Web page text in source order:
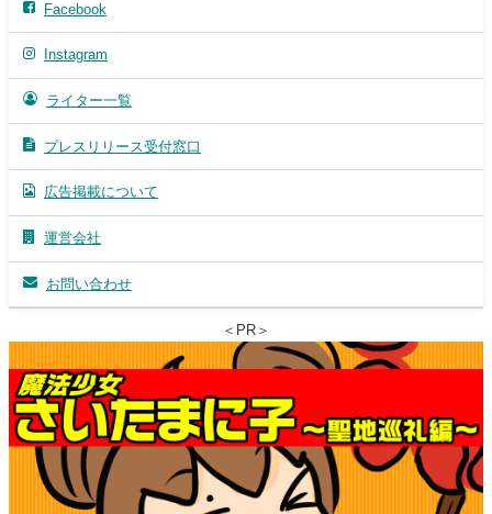
Facebook
Instagram
ライター一覧
プレスリリース受付窓口
広告掲載について
運営会社
お問い合わせ
＜PR＞